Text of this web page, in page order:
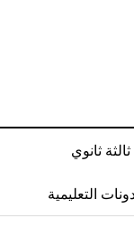
ثانوي
التعليمية